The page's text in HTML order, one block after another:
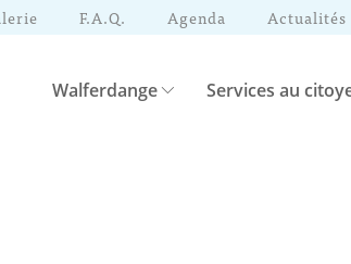
F.A.Q. Agenda Actualités
Walferdange Services au